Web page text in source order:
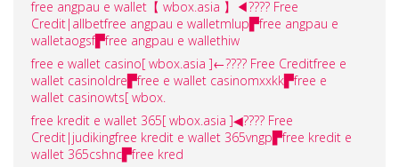
free angpau e wallet【 wbox.asia 】◀???? Free
Credit|allbetfree angpau e walletmlup▛free angpau e
walletaogsf▛free angpau e wallethiw
free e wallet casino[ wbox.asia ]←???? Free Creditfree e
wallet casinoldre▛free e wallet casinomxxkk▛free e
wallet casinowts[ wbox.
free kredit e wallet 365[ wbox.asia ]◀???? Free
Credit|judikingfree kredit e wallet 365vngp▛free kredit e
wallet 365cshnc▛free kred